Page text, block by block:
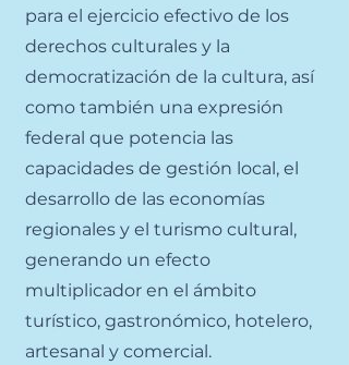
para el ejercicio efectivo de los
derechos culturales y la
democratización de la cultura, así
como también una expresión
federal que potencia las
capacidades de gestión local, el
desarrollo de las economías
regionales y el turismo cultural,
generando un efecto
multiplicador en el ámbito
turístico, gastronómico, hotelero,
artesanal y comercial.